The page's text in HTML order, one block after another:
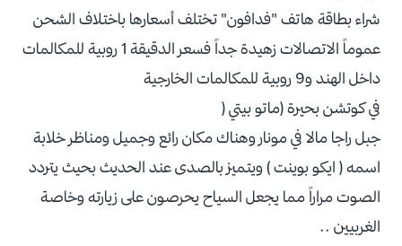
شراء بطاقة هاتف "فدافون" تختلف أسعارها باختلاف الشحن
عموماً الاتصالات زهيدة جداً فسعر الدقيقة 1 روبية للمكالمات
داخل الهند و9 روبية للمكالمات الخارجية
في كوتشن بحيرة (ماتو بيتي (
جبل راجا مالا في مونار وهناك مكان رائع وجميل ومناظر خلابة
اسمه ( ايكو بوينت ) ويتميز بالصدى عند الحديث بحيث يتردد
الصوت مراراً مما يجعل السياح يحرصون على زيارته وخاصة
الغربيين ..